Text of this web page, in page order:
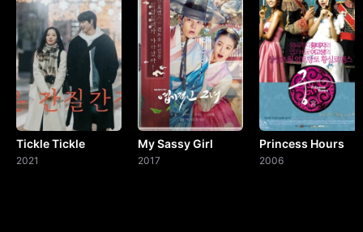
Tickle Tickle
2021
My Sassy Girl
2017
Princess Hours
2006